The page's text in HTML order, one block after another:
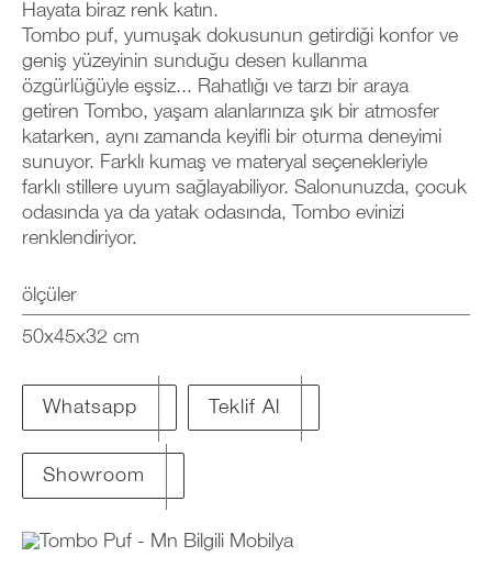
Hayata biraz renk katın.
Tombo puf, yumuşak dokusunun getirdiği konfor ve
geniş yüzeyinin sunduğu desen kullanma
özgürlüğüyle eşsiz... Rahatlığı ve tarzı bir araya
getiren Tombo, yaşam alanlarınıza şık bir atmosfer
katarken, aynı zamanda keyifli bir oturma deneyimi
sunuyor. Farklı kumaş ve materyal seçenekleriyle
farklı stillere uyum sağlayabiliyor. Salonunuzda, çocuk
odasında ya da yatak odasında, Tombo evinizi
renklendiriyor.
ölçüler
50x45x32 cm
Whatsapp Teklif Al
Showroom